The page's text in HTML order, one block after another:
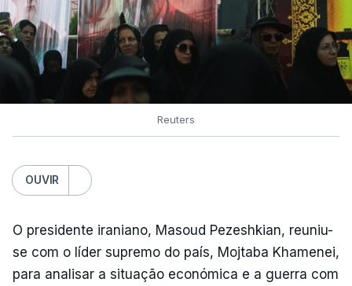
Reuters
OUVIR
O presidente iraniano, Masoud Pezeshkian, reuniu-
se com o líder supremo do país, Mojtaba Khamenei,
para analisar a situação económica e a guerra com